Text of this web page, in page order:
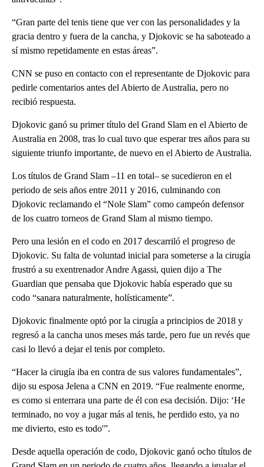
“Gran parte del tenis tiene que ver con las personalidades y la
gracia dentro y fuera de la cancha, y Djokovic se ha saboteado a
sí mismo repetidamente en estas áreas”.
CNN se puso en contacto con el representante de Djokovic para
pedirle comentarios antes del Abierto de Australia, pero no
recibió respuesta.
Djokovic ganó su primer título del Grand Slam en el Abierto de
Australia en 2008, tras lo cual tuvo que esperar tres años para su
siguiente triunfo importante, de nuevo en el Abierto de Australia.
Los títulos de Grand Slam –11 en total– se sucedieron en el
periodo de seis años entre 2011 y 2016, culminando con
Djokovic reclamando el “Nole Slam” como campeón defensor
de los cuatro torneos de Grand Slam al mismo tiempo.
Pero una lesión en el codo en 2017 descarriló el progreso de
Djokovic. Su falta de voluntad inicial para someterse a la cirugía
frustró a su exentrenador Andre Agassi, quien dijo a The
Guardian que pensaba que Djokovic había esperado que su
codo “sanara naturalmente, holísticamente”.
Djokovic finalmente optó por la cirugía a principios de 2018 y
regresó a la cancha unos meses más tarde, pero fue un revés que
casi lo llevó a dejar el tenis por completo.
“Hacer la cirugía iba en contra de sus valores fundamentales”,
dijo su esposa Jelena a CNN en 2019. “Fue realmente enorme,
es como si enterrara una parte de él con esa decisión. Dijo: ‘He
terminado, no voy a jugar más al tenis, he perdido esto, ya no
me divierto, esto es todo'”.
Desde aquella operación de codo, Djokovic ganó ocho títulos de